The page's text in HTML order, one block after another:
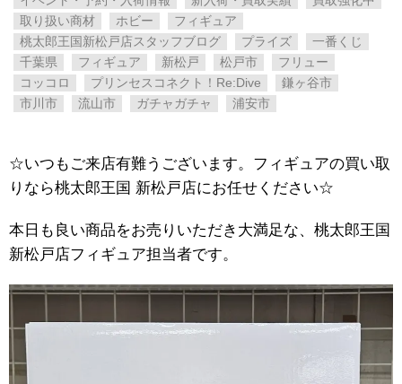
取り扱い商材
ホビー
フィギュア
桃太郎王国新松戸店スタッフブログ
プライズ
一番くじ
千葉県
フィギュア 新松戸 松戸市
フリュー
コッコロ
プリンセスコネクト！Re:Dive
鎌ヶ谷市
市川市
流山市 ガチャガチャ 浦安市
☆いつもご来店有難うございます。フィギュアの買い取
りなら桃太郎王国 新松戸店にお任せください☆
本日も良い商品をお売りいただき大満足な、桃太郎王国
新松戸店フィギュア担当者です。